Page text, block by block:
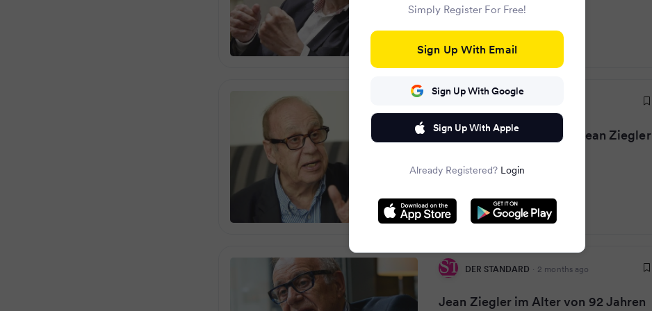
Soziologe und Politiker Jean Ziegler
DER STANDARD · 2 months ago
Jean Ziegler im Alter von 92 Jahren
Simply Register For Free!
Sign Up With Email
Sign Up With Google
Sign Up With Apple
Already Registered? Login